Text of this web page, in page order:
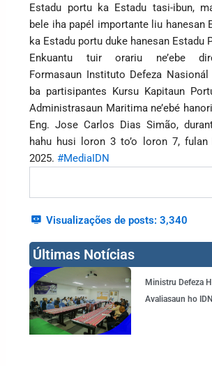
Estadu portu ka Estadu tasi-ibun,
bele iha papél importante liu hanesan
ka Estadu portu duke hanesan Estadu
Enkuantu tuir orariu ne’ebe
Formasaun Instituto Defeza
ba partisipantes Kursu Kapitaun
Administrasaun Maritima ne’ebé
Eng. Jose Carlos Dias Simão,
hahu husi loron 3 to’o loron 7, fulan
2025.#MediaIDN
Visualizações de posts: 3,340
Últimas Notícias
Ministru Defeza
Avaliasaun ho IDN
Page